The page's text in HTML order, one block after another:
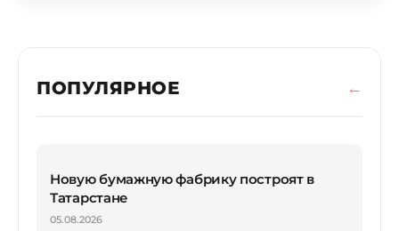
ПОПУЛЯРНОЕ
Новую бумажную фабрику построят в
Татарстане
05.08.2026